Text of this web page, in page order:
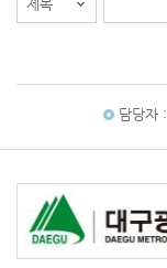
담당자 :